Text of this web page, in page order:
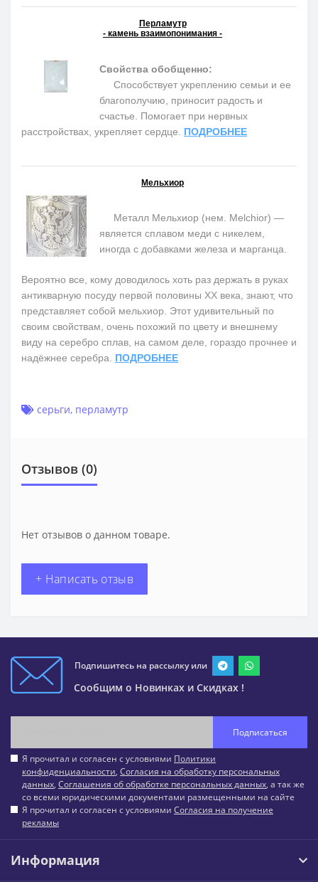
Перламутр
- камень взаимопонимания -
Свойства обобщенно:
Способствует укреплению семьи и ее
благополучию, приносит радость и
счастье. Помогает при нервных
расстройствах, укрепляет сердце. ПОДРОБНЕЕ
Мельхиор
Металл Мельхиор (нем. Melchior) —
является сплавом меди с никелем,
иногда с добавками железа и марганца.
Вероятно все, кому доводилось хоть раз держать в руках
антикварную посуду первой половины ХХ века, знают, что
представляет собой мельхиор. Этот удивительный по
своим свойствам, очень похожий по цвету и внешнему
виду на серебро сплав, на самом деле, гораздо прочнее и
надёжнее серебра. ПОДРОБНЕЕ
серьги, перламутр
Отзывов (0)
Нет отзывов о данном товаре.
+ Написать отзыв
Подпишитесь на рассылку или
Сообщим о Новинках и Скидках !
Подписаться
Я прочитал и согласен с условиями Политики
конфиденциальности, Согласия на обработку персональных
данных, Соглашения об обработке персональных данных, а так же
со всеми юридическими документами размещенными на сайте
Я прочитал и согласен с условиями Согласия на получение
рекламы
Информация